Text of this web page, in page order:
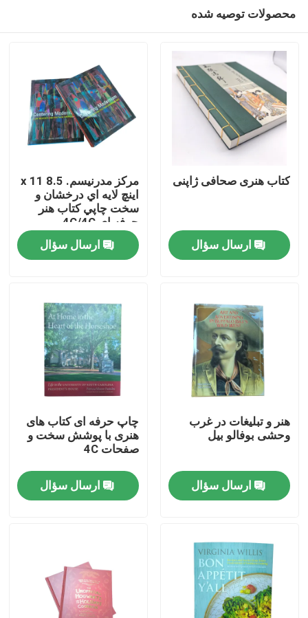
محصولات
فیلم های
درباره ما
منبع
با ما تماس بگیرید
اخبار
چاپ کتاب میز قهوه
چاپ کارت های تاروت
محصولات توصیه شده
کتاب هنری صحافی ژاپنی
ارسال سؤال
مرکز مدرنيسم. 8.5 x 11
اينچ لايه اي درخشان و
سخت چاپي کتاب هنر
حرفه اي 4C/4C
ارسال سؤال
هنر و تبلیغات در غرب
وحشی بوفالو بیل
ارسال سؤال
چاپ حرفه ای کتاب های
هنری با پوشش سخت و
صفحات 4C
ارسال سؤال